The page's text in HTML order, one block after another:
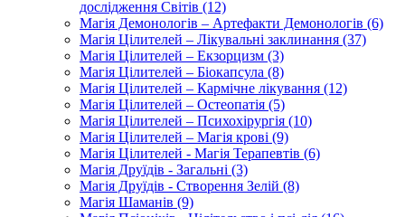
дослідження Світів (12)
Магія Демонологів – Артефакти Демонологів (6)
Магія Цілителей – Лікувальні заклинання (37)
Магія Цілителей – Екзорцизм (3)
Магія Цілителей – Біокапсула (8)
Магія Цілителей – Кармічне лікування (12)
Магія Цілителей – Остеопатія (5)
Магія Цілителей – Психохірургія (10)
Магія Цілителей – Магія крові (9)
Магія Цілителей - Магія Терапевтів (6)
Магія Друїдів - Загальні (3)
Магія Друїдів - Створення Зелій (8)
Магія Шаманів (9)